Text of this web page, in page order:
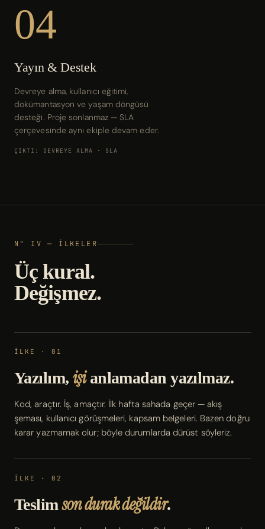
04
Yayın & Destek
Devreye alma, kullanıcı eğitimi,
dokümantasyon ve yaşam döngüsü
desteği. Proje sonlanmaz — SLA
çerçevesinde aynı ekiple devam eder.
ÇIKTI: DEVREYE ALMA · SLA
N° IV — İLKELER
Üç kural.
Değişmez.
İLKE · 01
Yazılım, işianlamadan yazılmaz.
Kod, araçtır. İş, amaçtır. İlk hafta sahada geçer — akış
şeması, kullanıcı görüşmeleri, kapsam belgeleri. Bazen doğru
karar yazmamak olur; böyle durumlarda dürüst söyleriz.
İLKE · 02
Teslimson durak değildir.